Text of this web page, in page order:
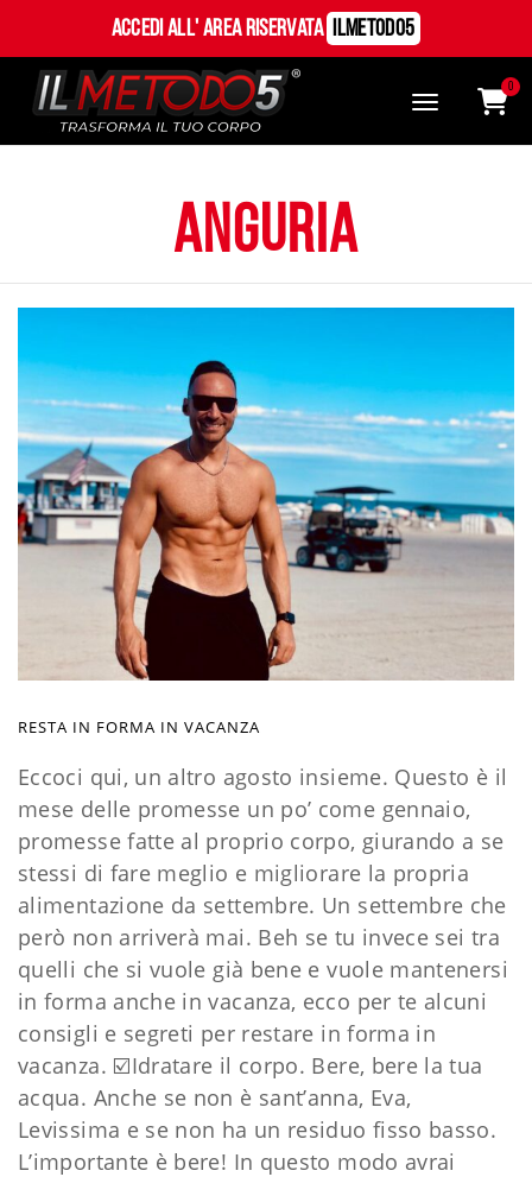
Accedi all' Area Riservata ILMetodo5
0
anguria
RESTA IN FORMA IN VACANZA
Eccoci qui, un altro agosto insieme. Questo è il
mese delle promesse un po’ come gennaio,
promesse fatte al proprio corpo, giurando a se
stessi di fare meglio e migliorare la propria
alimentazione da settembre. Un settembre che
però non arriverà mai. Beh se tu invece sei tra
quelli che si vuole già bene e vuole mantenersi
in forma anche in vacanza, ecco per te alcuni
consigli e segreti per restare in forma in
vacanza. ☑️Idratare il corpo. Bere, bere la tua
acqua. Anche se non è sant’anna, Eva,
Levissima e se non ha un residuo fisso basso.
L’importante è bere! In questo modo avrai